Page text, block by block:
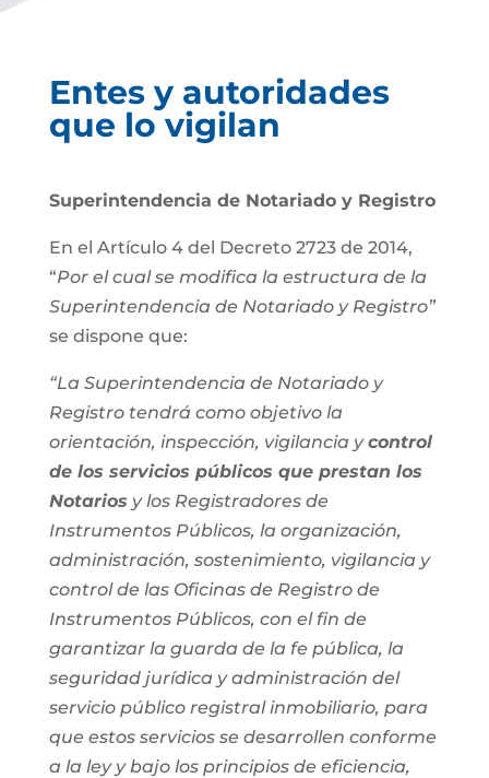
Entes y autoridades
que lo vigilan
Superintendencia de Notariado y Registro
En el Artículo 4 del Decreto 2723 de 2014,
“Por el cual se modifica la estructura de la
Superintendencia de Notariado y Registro”
se dispone que:
“La Superintendencia de Notariado y
Registro tendrá como objetivo la
orientación, inspección, vigilancia ycontrol
de los servicios públicos que prestan los
Notarios y los Registradores de
Instrumentos Públicos, la organización,
administración, sostenimiento, vigilancia y
control de las Oficinas de Registro de
Instrumentos Públicos, con el fin de
garantizar la guarda de la fe pública, la
seguridad jurídica y administración del
servicio público registral inmobiliario, para
que estos servicios se desarrollen conforme
a la ley y bajo los principios de eficiencia,